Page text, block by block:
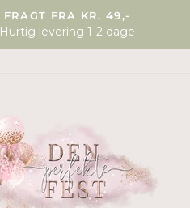
FRAGT FRA KR. 49,-
Hurtig levering 1-2 dage